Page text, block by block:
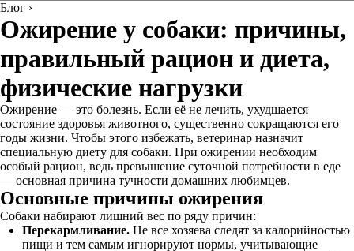
Блог ›
Ожирение у собаки: причины,
правильный рацион и диета,
физические нагрузки
Ожирение — это болезнь. Если её не лечить, ухудшается
состояние здоровья животного, существенно сокращаются его
годы жизни. Чтобы этого избежать, ветеринар назначит
специальную диету для собаки. При ожирении необходим
особый рацион, ведь превышение суточной потребности в еде
— основная причина тучности домашних любимцев.
Основные причины ожирения
Собаки набирают лишний вес по ряду причин:
Перекармливание. Не все хозяева следят за калорийностью
пищи и тем самым игнорируют нормы, учитывающие